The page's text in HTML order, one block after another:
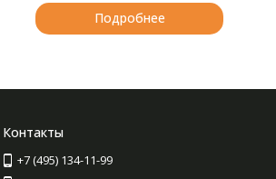
Подробнее
Контакты
+7 (495) 134-11-99